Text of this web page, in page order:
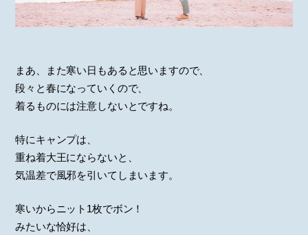
まあ、また寒い日もあると思いますので、
段々と春になっていくので、
着るものには注意しないとですね。
特にキャンプは、
重ね着大王にならないと、
気温差で風邪を引いてしまいます。
寒いからニット1枚でボン！
みたいな恰好は、